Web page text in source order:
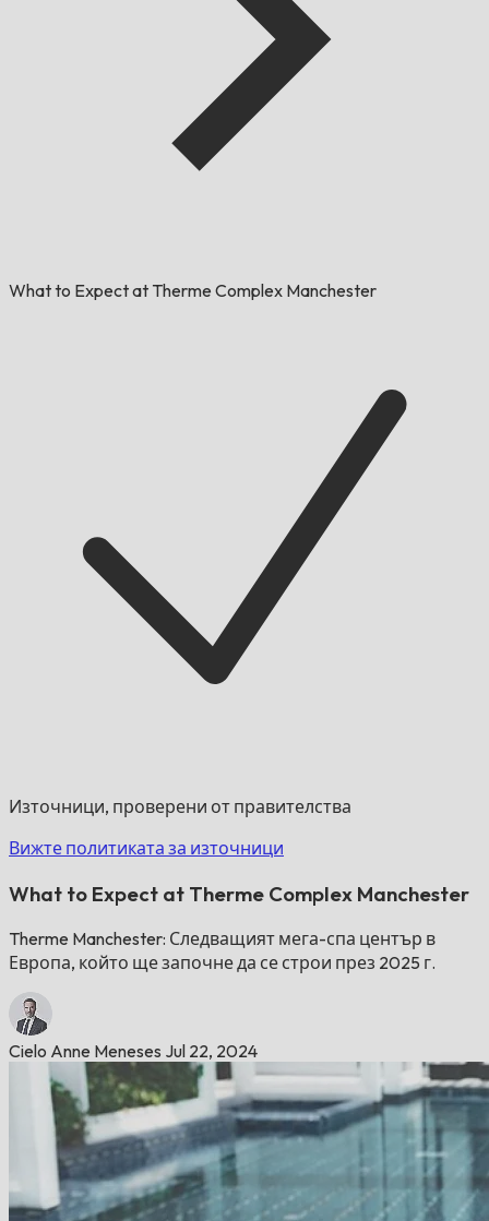
What to Expect at Therme Complex Manchester
Източници, проверени от правителства
Вижте политиката за източници
What to Expect at Therme Complex Manchester
Therme Manchester: Следващият мега-спа център в
Европа, който ще започне да се строи през 2025 г.
Cielo Anne Meneses Jul 22, 2024